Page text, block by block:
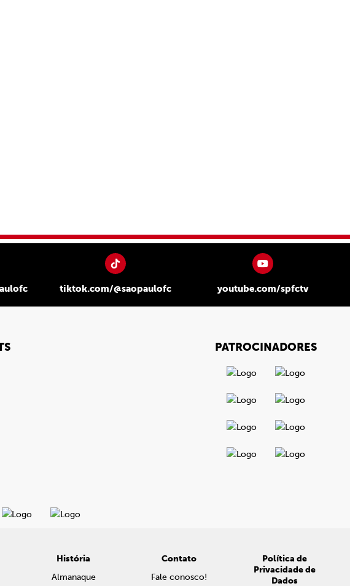
tiktok.com/@saopaulofc youtube.com/spfctv
PATROCINADORES
História
Almanaque
Contato
Fale conosco!
Política de
Privacidade de
Dados